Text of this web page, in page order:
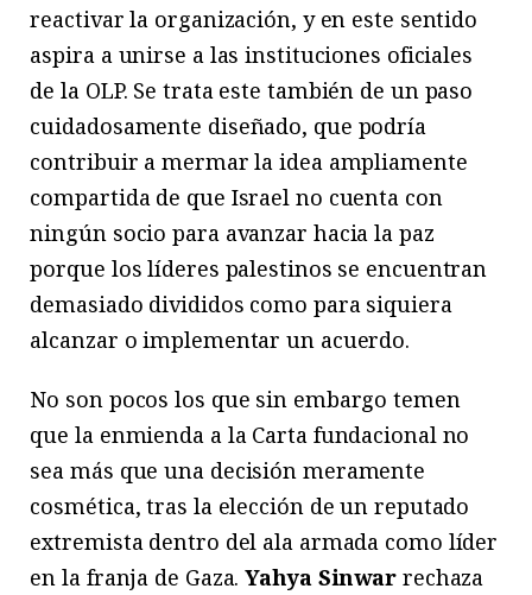
reactivar la organización, y en este sentido
aspira a unirse a las instituciones oficiales
de la OLP. Se trata este también de un paso
cuidadosamente diseñado, que podría
contribuir a mermar la idea ampliamente
compartida de que Israel no cuenta con
ningún socio para avanzar hacia la paz
porque los líderes palestinos se encuentran
demasiado divididos como para siquiera
alcanzar o implementar un acuerdo.
No son pocos los que sin embargo temen
que la enmienda a la Carta fundacional no
sea más que una decisión meramente
cosmética, tras la elección de un reputado
extremista dentro del ala armada como líder
en la franja de Gaza.Yahya Sinwar rechaza